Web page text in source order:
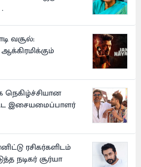
வசூல்:
நெகிழ்ச்சியான
இசையமைப்பாளர்
ரசிகர்களிடம்
நடிகர் சூர்யா